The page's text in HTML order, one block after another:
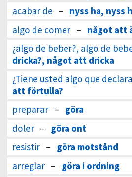
acabar de – nyss ha, nyss
algo de comer – något att
¿algo de beber?, algo de
dricka?, något att dricka
¿Tiene usted algo que
att förtulla?
preparar – göra
doler – göra ont
resistir – göra motstånd
arreglar – göra i ordning